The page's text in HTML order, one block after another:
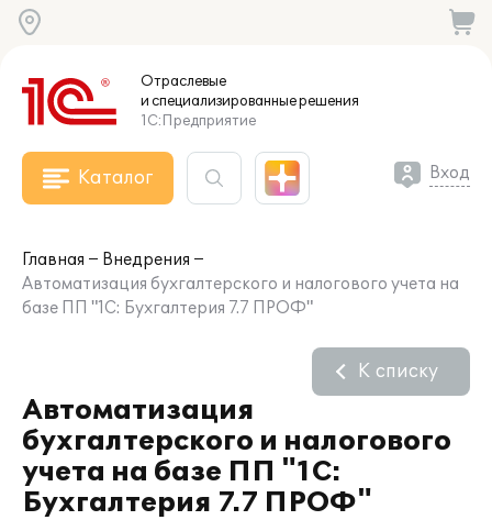
Отраслевые
и специализированныерешения
1С:Предприятие
Каталог Вход
Главная
Внедрения
Автоматизация бухгалтерского и налогового учета на
базе ПП "1С: Бухгалтерия 7.7 ПРОФ"
Автоматизация
бухгалтерского и налогового
учета на базе ПП "1С:
Бухгалтерия 7.7 ПРОФ"
К списку